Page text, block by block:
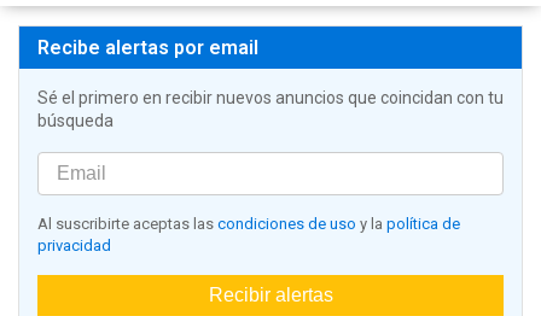
Recibe alertas por email
Sé el primero en recibir nuevos anuncios que coincidan con tu
búsqueda
Al suscribirte aceptas las condiciones de uso y la política de
privacidad
Recibir alertas